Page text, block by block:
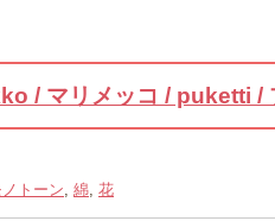
/ マリメッコ / puketti /
ノトーン, 綿, 花